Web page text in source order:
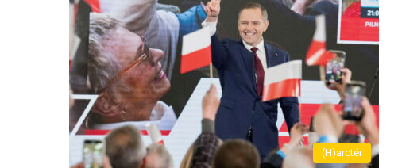
(H)arctér